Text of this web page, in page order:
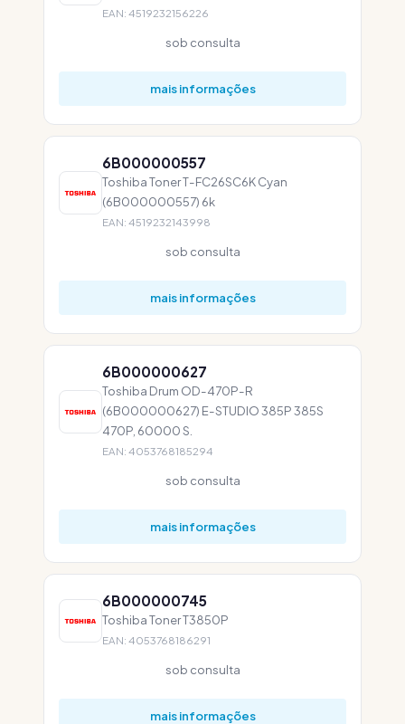
EAN: 4519232156226
sob consulta
mais informações
6B000000557
Toshiba Toner T-FC26SC6K Cyan
(6B000000557) 6k
EAN: 4519232143998
sob consulta
mais informações
6B000000627
Toshiba Drum OD-470P-R
(6B000000627) E-STUDIO 385P 385S
470P, 60000 S.
EAN: 4053768185294
sob consulta
mais informações
6B000000745
Toshiba Toner T3850P
EAN: 4053768186291
sob consulta
mais informações